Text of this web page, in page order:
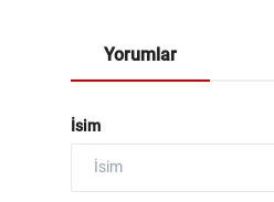
Yorumlar
İsim